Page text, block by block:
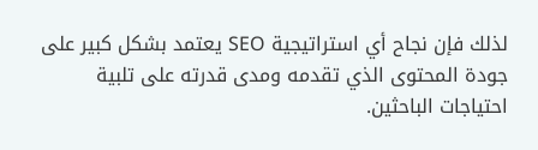
لذلك فإن نجاح أي استراتيجية SEO يعتمد بشكل كبير على
جودة المحتوى الذي تقدمه ومدى قدرته على تلبية
احتياجات الباحثين.